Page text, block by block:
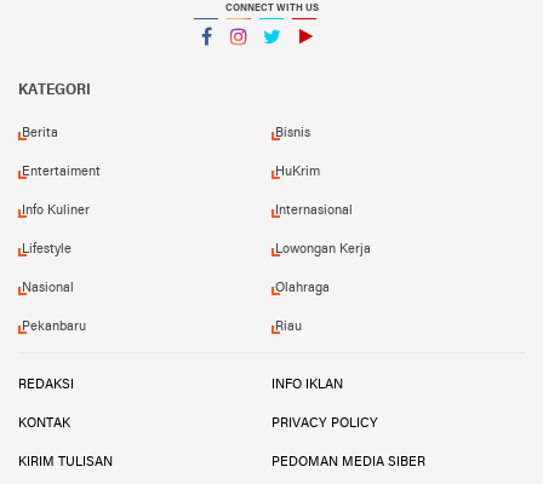
CONNECT WITH US
KATEGORI
Berita Bisnis
Entertaiment HuKrim
Info Kuliner Internasional
Lifestyle Lowongan Kerja
Nasional Olahraga
Pekanbaru Riau
REDAKSI INFO IKLAN
KONTAK PRIVACY POLICY
KIRIM TULISAN PEDOMAN MEDIA SIBER